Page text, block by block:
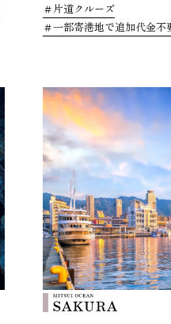
片道クルーズ
一部寄港地で追加代金